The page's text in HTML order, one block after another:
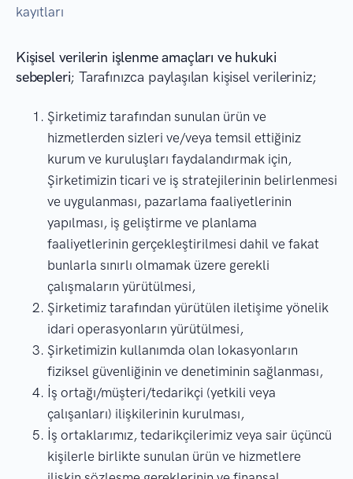
kayıtları
Kişisel verilerin işlenme amaçları ve hukuki
sebepleri; Tarafınızca paylaşılan kişisel verileriniz;
Şirketimiz tarafından sunulan ürün ve
hizmetlerden sizleri ve/veya temsil ettiğiniz
kurum ve kuruluşları faydalandırmak için,
Şirketimizin ticari ve iş stratejilerinin belirlenmesi
ve uygulanması, pazarlama faaliyetlerinin
yapılması, iş geliştirme ve planlama
faaliyetlerinin gerçekleştirilmesi dahil ve fakat
bunlarla sınırlı olmamak üzere gerekli
çalışmaların yürütülmesi,
Şirketimiz tarafından yürütülen iletişime yönelik
idari operasyonların yürütülmesi,
Şirketimizin kullanımda olan lokasyonların
fiziksel güvenliğinin ve denetiminin sağlanması,
İş ortağı/müşteri/tedarikçi (yetkili veya
çalışanları) ilişkilerinin kurulması,
İş ortaklarımız, tedarikçilerimiz veya sair üçüncü
kişilerle birlikte sunulan ürün ve hizmetlere